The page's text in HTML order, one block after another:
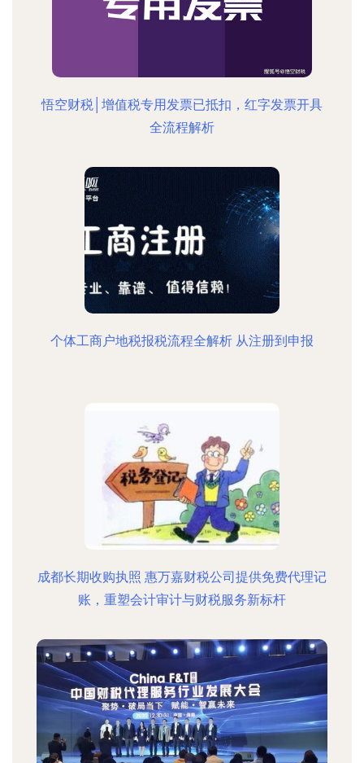
悟空财税│增值税专用发票已抵扣，红字发票开具
全流程解析
个体工商户地税报税流程全解析 从注册到申报
成都长期收购执照 惠万嘉财税公司提供免费代理记
账，重塑会计审计与财税服务新标杆